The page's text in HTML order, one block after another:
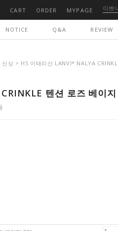
CART ORDER MYPAGE
NOTICE Q&A REVIEW
신상 > HS 이태리산 LANVI* NALYA
텐션 로즈 베이